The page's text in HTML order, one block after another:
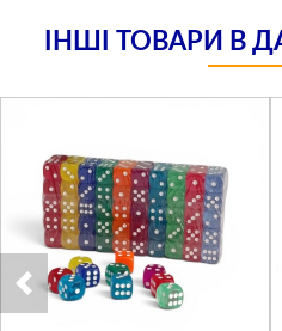
ІНШІ ТОВАРИ В